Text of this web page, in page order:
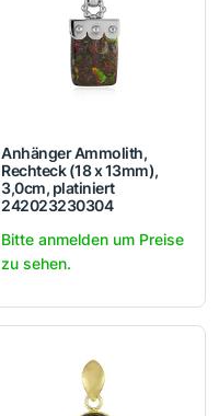
Anhänger Ammolith,
Rechteck (18 x 13mm),
3,0cm, platiniert
242023230304
Bitte anmelden um Preise
zu sehen.